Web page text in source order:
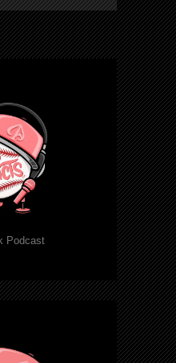
Podcast